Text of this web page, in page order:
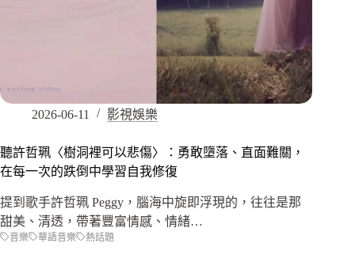
2026-06-11 影視娛樂
聽許哲珮〈樹洞裡可以悲傷〉：勇敢墮落、直面難關，
在每一次的跌倒中學習自我修復
提到歌手許哲珮 Peggy，腦海中旋即浮現的，往往是那
甜美、清透，帶著豐富情感、情緒…
音樂 華語音樂 熱話題